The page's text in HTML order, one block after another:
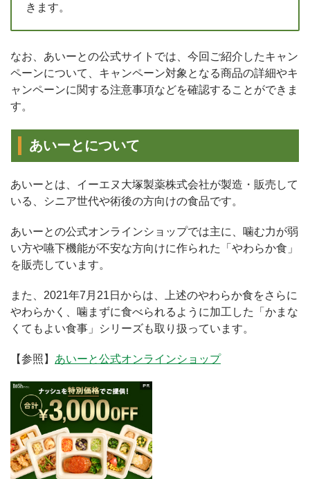
きます。
なお、あいーとの公式サイトでは、今回ご紹介したキャン
ペーンについて、キャンペーン対象となる商品の詳細やキ
ャンペーンに関する注意事項などを確認することができま
す。
あいーとについて
あいーとは、イーエヌ大塚製薬株式会社が製造・販売して
いる、シニア世代や術後の方向けの食品です。
あいーとの公式オンラインショップでは主に、噛む力が弱
い方や嚥下機能が不安な方向けに作られた「やわらか食」
を販売しています。
また、2021年7月21日からは、上述のやわらか食をさらに
やわらかく、噛まずに食べられるように加工した「かまな
くてもよい食事」シリーズも取り扱っています。
【参照】 あいーと公式オンラインショップ